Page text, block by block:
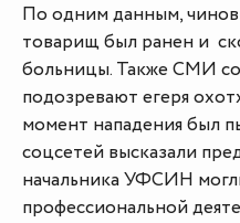
По одним данным,
товарищ был ранен и
больницы. Также СМИ
подозревают егеря
момент нападения был
соцсетей высказали
начальника УФСИН
профессиональной